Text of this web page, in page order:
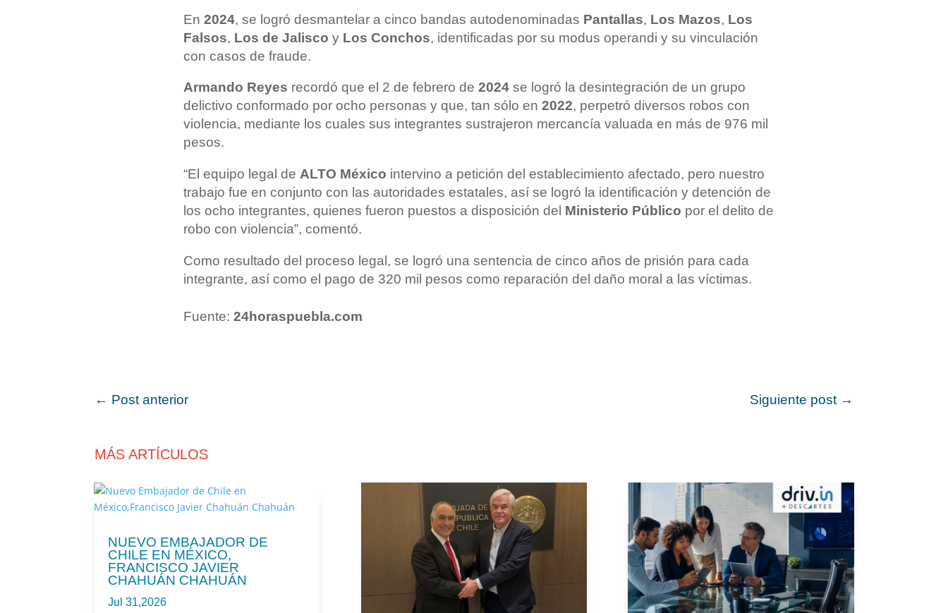
En2024, se logró desmantelar a cinco bandas autodenominadas Pantallas, Los Mazos, Los
Falsos, Los de Jalisco y Los Conchos, identificadas por su modus operandi y su vinculación
con casos de fraude.
Armando Reyes recordó que el 2 de febrero de2024 se logró la desintegración de un grupo
delictivo conformado por ocho personas y que, tan sólo en2022, perpetró diversos robos con
violencia, mediante los cuales sus integrantes sustrajeron mercancía valuada en más de 976 mil
pesos.
“El equipo legal de ALTO México intervino a petición del establecimiento afectado, pero nuestro
trabajo fue en conjunto con las autoridades estatales, así se logró la identificación y detención de
los ocho integrantes, quienes fueron puestos a disposición del Ministerio Público por el delito de
robo con violencia”, comentó.
Como resultado del proceso legal, se logró una sentencia de cinco años de prisión para cada
integrante, así como el pago de 320 mil pesos como reparación del daño moral a las víctimas.
Fuente:24horaspuebla.com
← Post anterior Siguiente post→
MÁS ARTÍCULOS
NUEVO EMBAJADOR DE
CHILE EN MÉXICO,
FRANCISCO JAVIER
CHAHUÁN CHAHUÁN
Jul 31,2026